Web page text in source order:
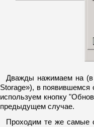
Дважды нажимаем на (в
Storage»), в появившемся
используем кнопку
предыдущем случае.
Проходим те же самые